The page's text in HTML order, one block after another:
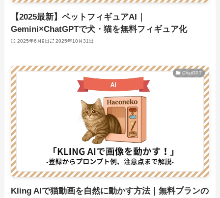
【2025最新】ペットフィギュアAI｜
Gemini×ChatGPTで犬・猫を無料フィギュア化
2025年6月9日 2025年10月31日
ChatGPT
Kling AIで猫動画を自然に動かす方法｜無料プランの